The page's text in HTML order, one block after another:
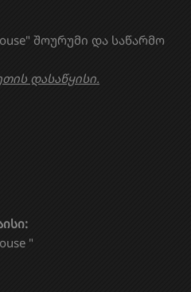
შოურუმი და საწარმო
დასაწყისი.
"